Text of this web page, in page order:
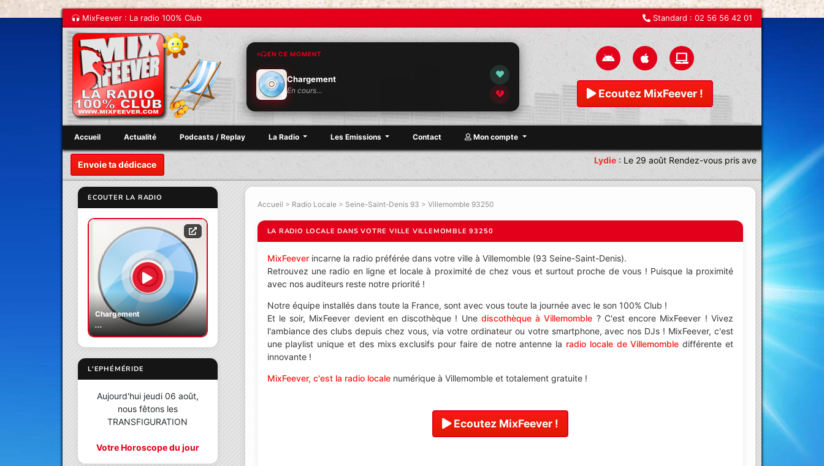
MixFeever : La radio 100% Club Standard : 02 56 56 42 01
EN CE MOMENT
Chargement
En cours… Ecoutez MixFeever !
Accueil Actualité Podcasts / Replay La Radio Les Emissions Contact Mon compte
Envoie ta dédicace Lydie:Le 29 août Rendez-vous pris avec une équipe
ECOUTER LA RADIO
Chargement
...
L'EPHÉMÉRIDE
Aujourd'hui jeudi 06 août,
nous fêtons les
TRANSFIGURATION
Votre Horoscope du jour
Accueil > Radio Locale> Seine-Saint-Denis 93 > Villemomble 93250
LA RADIO LOCALE DANS VOTRE VILLE VILLEMOMBLE 93250
MixFeeverincarne la radio préférée dans votre ville à Villemomble (93 Seine-Saint-Denis).
Retrouvez une radio en ligne et locale à proximité de chez vous et surtout proche de vous ! Puisque la proximité
avec nos auditeurs reste notre priorité !
Notre équipe installés dans toute la France, sont avec vous toute la journée avec le son 100% Club !
Et le soir, MixFeever devient en discothèque ! Une discothèque à Villemomble ? C'est encore MixFeever ! Vivez
l'ambiance des clubs depuis chez vous, via votre ordinateur ou votre smartphone, avec nos DJs ! MixFeever, c'est
une playlist unique et des mixs exclusifs pour faire de notre antenne la radio locale de Villemomble différente et
innovante !
MixFeever, c'est la radio localenumérique à Villemomble et totalement gratuite !
Ecoutez MixFeever !